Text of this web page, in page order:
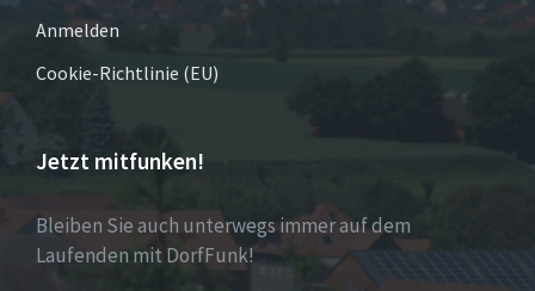
Anmelden
Cookie-Richtlinie (EU)
Jetzt mitfunken!
Bleiben Sie auch unterwegs immer auf dem
Laufenden mit DorfFunk!